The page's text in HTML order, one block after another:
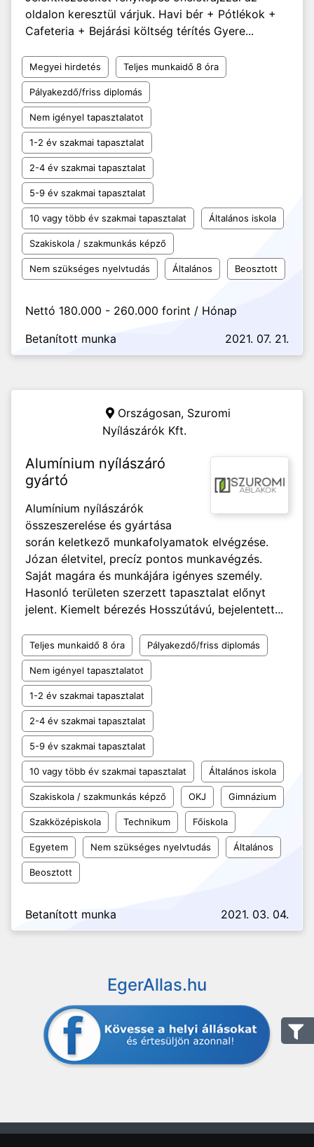
oldalon keresztül várjuk. Havi bér + Pótlékok +
Cafeteria + Bejárási költség térítés Gyere...
Megyei hirdetés Teljes munkaidő 8 óra
Pályakezdő/friss diplomás
Nem igényel tapasztalatot
1-2 év szakmai tapasztalat
2-4 év szakmai tapasztalat
5-9 év szakmai tapasztalat
10 vagy több év szakmai tapasztalat Általános iskola
Szakiskola / szakmunkás képző
Nem szükséges nyelvtudás Általános Beosztott
Nettó 180.000 - 260.000 forint / Hónap
Betanított munka
2021. 07. 21.
Országosan, Szuromi
Nyílászárók Kft.
Alumínium nyílászáró
gyártó
Alumínium nyílászárók
összeszerelése és gyártása
során keletkező munkafolyamatok elvégzése.
Józan életvitel, precíz pontos munkavégzés.
Saját magára és munkájára igényes személy.
Hasonló területen szerzett tapasztalat előnyt
jelent. Kiemelt bérezés Hosszútávú, bejelentett...
Teljes munkaidő 8 óra Pályakezdő/friss diplomás
Nem igényel tapasztalatot
1-2 év szakmai tapasztalat
2-4 év szakmai tapasztalat
5-9 év szakmai tapasztalat
10 vagy több év szakmai tapasztalat Általános iskola
Szakiskola / szakmunkás képző OKJ Gimnázium
Szakközépiskola Technikum Főiskola
Egyetem Nem szükséges nyelvtudás Általános
Beosztott
Betanított munka 2021. 03. 04.
EgerAllas.hu